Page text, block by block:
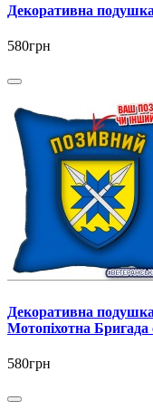
Декоративна
580грн
Декоративна
Мотопіхотна Бригада
580грн